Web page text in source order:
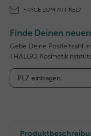
FRAGE ZUM ARTIKEL?
Finde Deinen
Gebe Deine Postleitzahl
THALGO